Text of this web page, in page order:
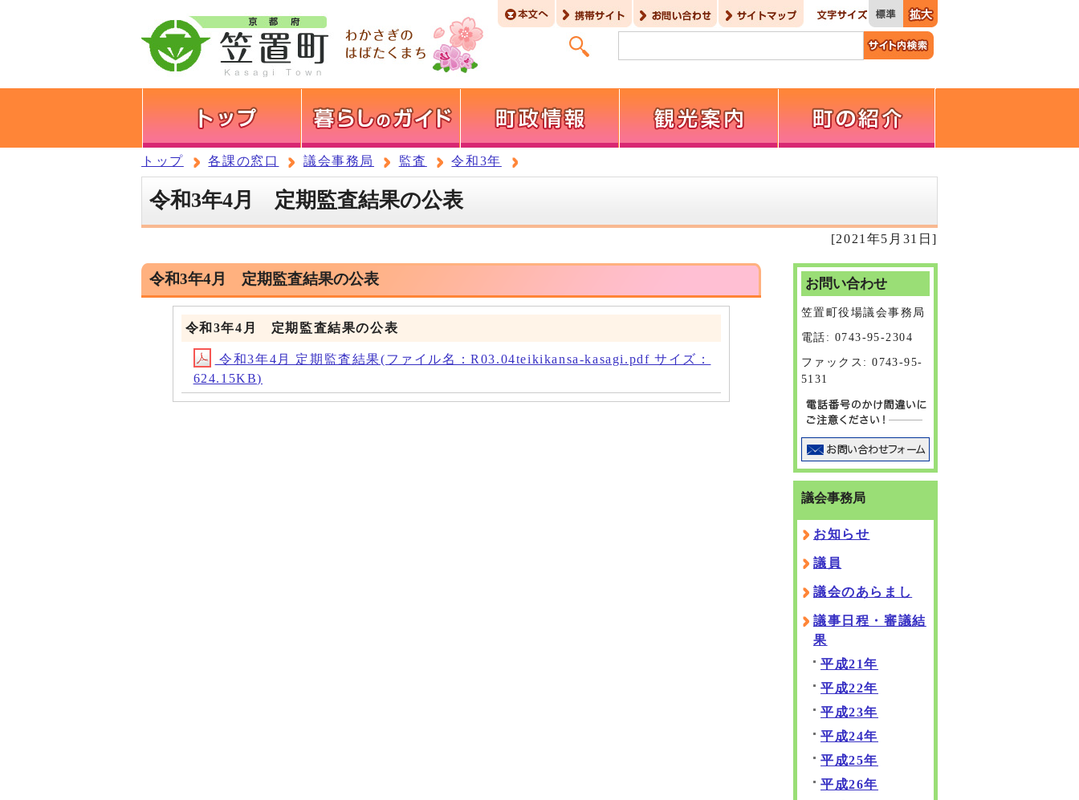
トップ 各課の窓口 議会事務局 監査 令和3年
令和3年4月 定期監査結果の公表
[2021年5月31日]
令和3年4月 定期監査結果の公表
令和3年4月 定期監査結果の公表
令和3年4月 定期監査結果(ファイル名：R03.04teikikansa-kasagi.pdf サイズ：
624.15KB)
お問い合わせ
笠置町役場議会事務局
電話: 0743-95-2304
ファックス: 0743-95-
5131
議会事務局
お知らせ
議員
議会のあらまし
議事日程・審議結
果
平成21年
平成22年
平成23年
平成24年
平成25年
平成26年